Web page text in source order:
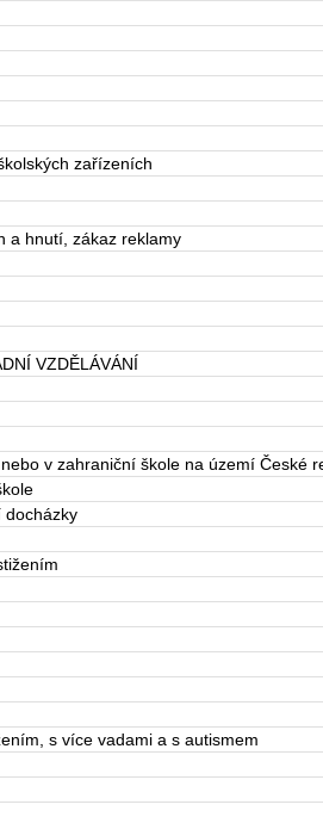
zařízeních
a hnutí, zákaz reklamy
VZDĚLÁVÁNÍ
v zahraniční škole na území České
docházky
s více vadami a s autismem